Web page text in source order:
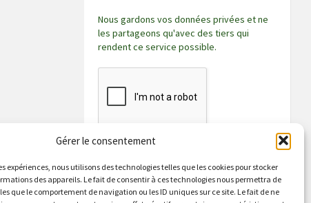
Gérer le consentement
expériences, nous utilisons des technologies telles que les cookies pour stocker
des appareils. Le fait de consentir à ces technologies nous permettra de
que le comportement de navigation ou les ID uniques sur ce site. Le fait de ne
Nous gardons vos données privées et ne
les partageons qu'avec des tiers qui
rendent ce service possible.